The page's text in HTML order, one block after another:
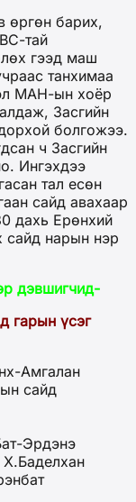
өргөн барих,
тай
гээд маш
танхимаа
МАН-ын хоёр
Засгийн
болгожээ.
ч Засгийн
Ингэхдээ
тал есөн
сайд авахаар
дахь Ерөнхий
сайд нарын нэр
дэвшигчид-
гарын үсэг
Амгалан
сайд
Эрдэнэ
Х.Баделхан